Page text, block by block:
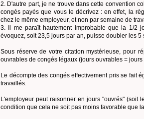
2. D'autre part, je ne trouve dans cette convention
congés payés que vous le décrivez : en effet, la
chez le même employeur, et non par semaine de
3. Il me paraît hautement improbable que la 1/2
évoquez, soit 23,5 jours par an, puisse doubler les
Sous réserve de votre citation mystérieuse, pour
ouvrables de congés légaux (jours ouvrables =
Le décompte des congés effectivement pris se fait
travaillés.
L'employeur peut raisonner en jours "ouvrés"
condition que cela ne soit pas moins favorable que